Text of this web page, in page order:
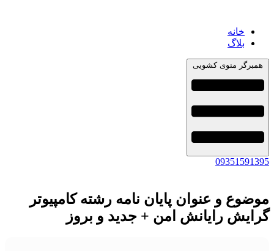
خانه
بلاگ
همبرگر منوی کشویی
09351591395
موضوع و عنوان پایان نامه رشته کامپیوتر
گرایش رایانش امن + جدید و بروز